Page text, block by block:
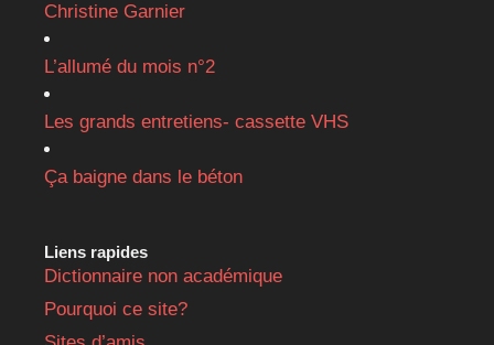
Christine Garnier
L’allumé du mois n°2
Les grands entretiens- cassette VHS
Ça baigne dans le béton
Liens rapides
Dictionnaire non académique
Pourquoi ce site?